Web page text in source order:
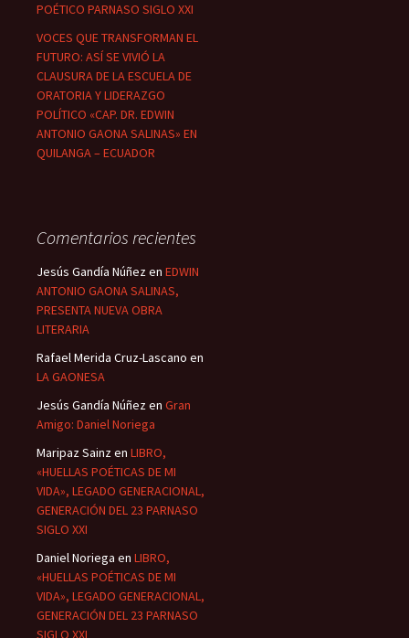
POÉTICO PARNASO SIGLO XXI
VOCES QUE TRANSFORMAN EL
FUTURO: ASÍ SE VIVIÓ LA
CLAUSURA DE LA ESCUELA DE
ORATORIA Y LIDERAZGO
POLÍTICO «CAP. DR. EDWIN
ANTONIO GAONA SALINAS» EN
QUILANGA – ECUADOR
Comentarios recientes
Jesús Gandía Núñezen EDWIN
ANTONIO GAONA SALINAS,
PRESENTA NUEVA OBRA
LITERARIA
Rafael Merida Cruz-Lascano en
LA GAONESA
Jesús Gandía Núñezen Gran
Amigo: Daniel Noriega
Maripaz Sainzen LIBRO,
«HUELLAS POÉTICAS DE MI
VIDA», LEGADO GENERACIONAL,
GENERACIÓN DEL 23 PARNASO
SIGLO XXI
Daniel Noriega en LIBRO,
«HUELLAS POÉTICAS DE MI
VIDA», LEGADO GENERACIONAL,
GENERACIÓN DEL 23 PARNASO
SIGLO XXI